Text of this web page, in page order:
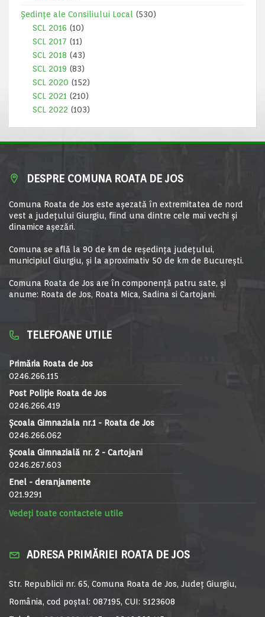
Ședințe ale Consiliului Local
(530)
SCL 2016 (10)
SCL 2017 (11)
SCL 2018 (43)
SCL 2019 (83)
SCL 2020 (152)
SCL 2021 (210)
SCL 2022 (103)
DESPRE COMUNA ROATA DE JOS
Comuna Roata de Jos este aşezată în extremitatea de nord
vest a judeţului Giurgiu, fiind una dintre cele mai vechi şi
dinamice aşezări.
Comuna se află la 90 de km de reşedinţa judeţului,
municipiul Giurgiu, şi la aproximativ 50 de km de Bucureşti.
Comuna Roata de Jos are în componență patru sate, și
anume: Roata de Jos, Roata Mica, Sadina si Cartojani.
TELEFOANE UTILE
Primăria Roata de Jos
0246.266.115
Post Poliție Roata de Jos
0246.266.419
Școala Gimnaziala nr.1 - Roata de Jos
0246.266.062
Școala Gimnazială nr. 2 - Cartojani
0246.267.603
Enel - deranjamente
021.9291
Vedeți toate contactele utile
ADRESA PRIMĂRIEI ROATA DE JOS
Str. Republicii nr. 65, Comuna Roata de Jos, Județ Giurgiu,
România, cod poștal: 087195, CUI: 5123608